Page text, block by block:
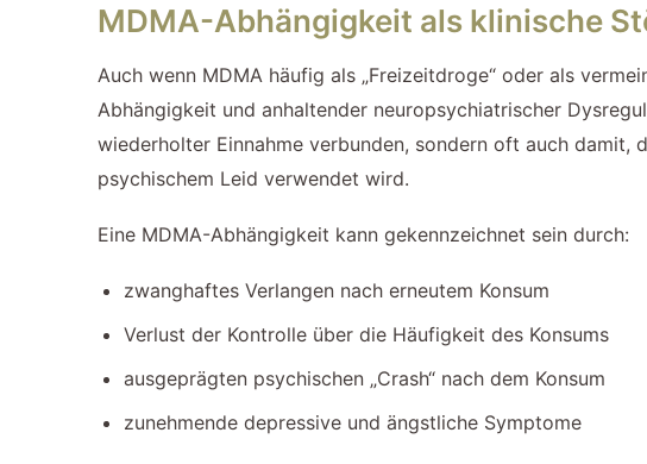
MDMA-Abhängigkeit als klinische
Auch wenn MDMA häufig als „Freizeitdroge“ oder als
Abhängigkeit und anhaltender neuropsychiatrischer
wiederholter Einnahme verbunden, sondern oft auch
psychischem Leid verwendet wird.
Eine MDMA-Abhängigkeit kann gekennzeichnet sein durch:
zwanghaftes Verlangen nach erneutem Konsum
Verlust der Kontrolle über die Häufigkeit des Konsums
ausgeprägten psychischen „Crash“ nach dem Konsum
zunehmende depressive und ängstliche Symptome